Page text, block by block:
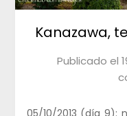
Kanazawa,
Publicado el
05/10/2013 (día 9):